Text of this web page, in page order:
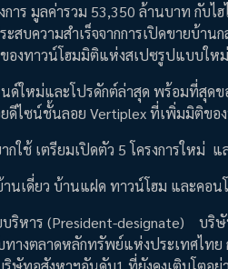
การ มูลค่ารวม 53,350 ล้านบาท กั
บความสำเร็จจากการเปิดขายบ้านก
องทาวน์โฮมมิติแห่งสเปซรูปแบบใหม่
นด์ใหม่และโปรดักต์ล่าสุด พร้อมที่สุ
ดีไซน์ชั้นลอย Vertiplex ที่เพิ่มมิติขอ
ใช้ เตรียมเปิดตัว 5 โครงการใหม่
านเดี่ยว บ้านแฝด ทาวน์โฮม และคอ
หาร (President-designate) บริษั
างตลาดหลักทรัพย์แห่งประเทศไท